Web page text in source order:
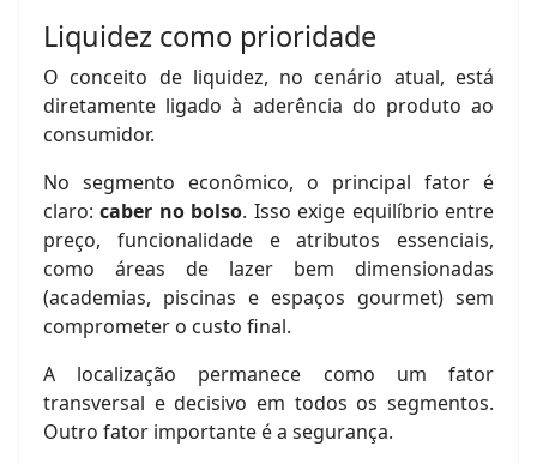
Liquidez como prioridade
O conceito de liquidez, no cenário atual, está
diretamente ligado à aderência do produto ao
consumidor.
No segmento econômico, o principal fator é
claro:caber no bolso. Isso exige equilíbrio entre
preço, funcionalidade e atributos essenciais,
como áreas de lazer bem dimensionadas
(academias, piscinas e espaços gourmet) sem
comprometer o custo final.
A localização permanece como um fator
transversal e decisivo em todos os segmentos.
Outro fator importante é a segurança.